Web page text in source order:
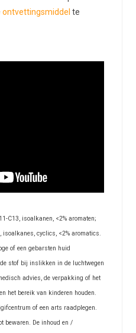
ontvettingsmiddel te
C13, isoalkanen, <2% aromaten;
isoalkanes, cyclics, <2% aromatics.
of een gebarsten huid
stof bij inslikken in de luchtwegen
advies, de verpakking of het
het bereik van kinderen houden.
of een arts raadplegen.
bewaren. De inhoud en /